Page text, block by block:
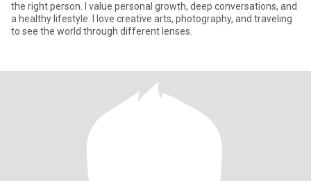
the right person. I value personal growth, deep conversations, and
a healthy lifestyle. I love creative arts, photography, and traveling
to see the world through different lenses.